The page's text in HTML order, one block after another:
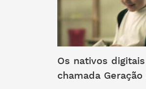
Os nativos
chamada Geração